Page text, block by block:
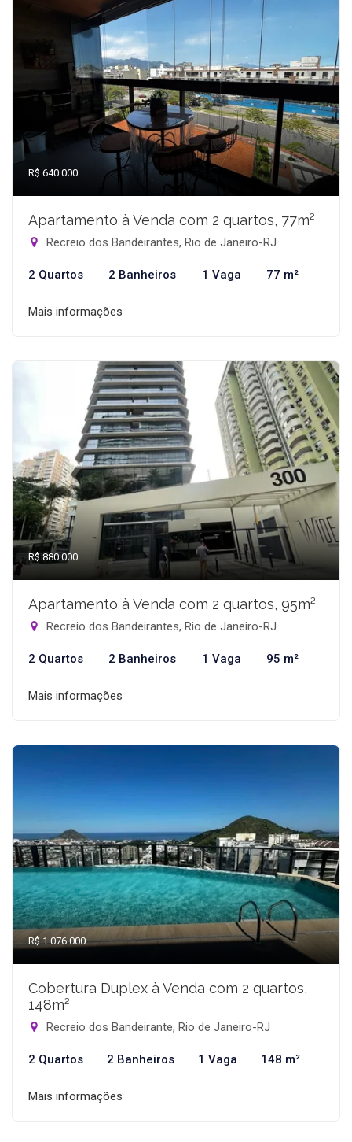
R$ 640.000
Apartamento à Venda com 2 quartos, 77m²
Recreio dos Bandeirantes, Rio de Janeiro-RJ
2 Quartos 2 Banheiros 1 Vaga 77 m²
Mais informações
R$ 880.000
Apartamento à Venda com 2 quartos, 95m²
Recreio dos Bandeirantes, Rio de Janeiro-RJ
2 Quartos 2 Banheiros 1 Vaga 95 m²
Mais informações
R$ 1.076.000
Cobertura Duplex à Venda com 2 quartos,
148m²
Recreio dos Bandeirante, Rio de Janeiro-RJ
2 Quartos 2 Banheiros 1 Vaga 148 m²
Mais informações